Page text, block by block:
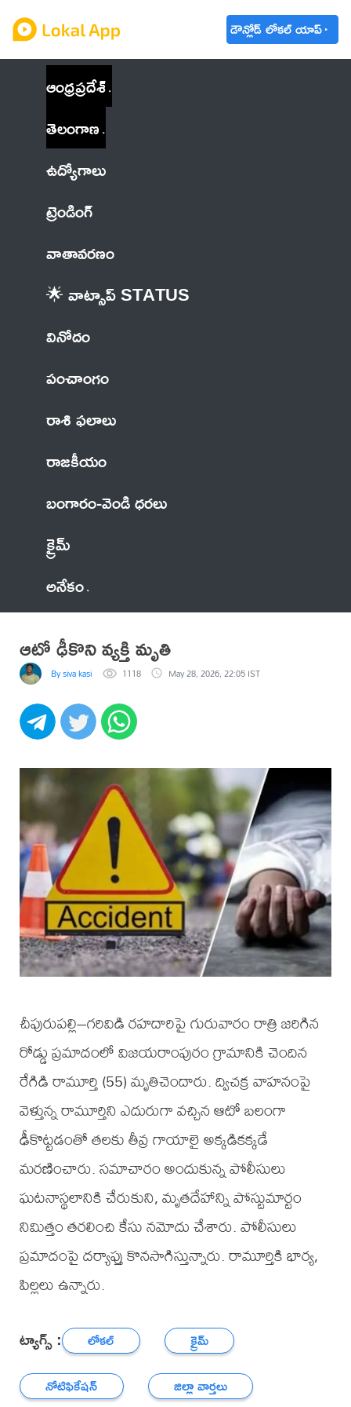
డౌన్లోడ్ లోకల్ యాప్
ఆంధ్రప్రదేశ్
తెలంగాణ
ఉద్యోగాలు
ట్రెండింగ్
వాతావరణం
🌟 వాట్సాప్ STATUS
వినోదం
పంచాంగం
రాశి ఫలాలు
రాజకీయం
బంగారం-వెండి ధరలు
క్రైమ్
అనేకం
ఆటో ఢీకొని వ్యక్తి మృతి
By siva kasi 1118 May 28, 2026, 22:05 IST
చీపురుపల్లి–గరివిడి రహదారిపై గురువారం రాత్రి జరిగిన
రోడ్డు ప్రమాదంలో విజయరాంపురం గ్రామానికి చెందిన
రేగిడి రామూర్తి (55) మృతిచెందారు. ద్విచక్ర వాహనంపై
వెళ్తున్న రామూర్తిని ఎదురుగా వచ్చిన ఆటో బలంగా
ఢీకొట్టడంతో తలకు తీవ్ర గాయాలై అక్కడికక్కడే
మరణించారు. సమాచారం అందుకున్న పోలీసులు
ఘటనాస్థలానికి చేరుకుని, మృతదేహాన్ని పోస్టుమార్టం
నిమిత్తం తరలించి కేసు నమోదు చేశారు. పోలీసులు
ప్రమాదంపై దర్యాప్తు కొనసాగిస్తున్నారు. రామూర్తికి భార్య,
పిల్లలు ఉన్నారు.
ట్యాగ్స్ : లోకల్
క్రైమ్
నోటిఫికేషన్
జిల్లా వార్తలు